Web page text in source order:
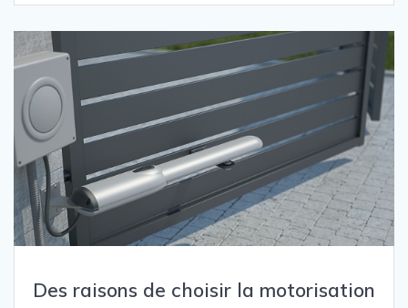
Des raisons de choisir la motorisation